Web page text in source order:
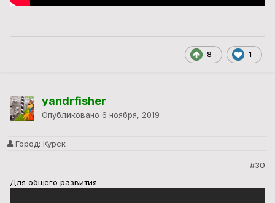
8 1
yandrfisher
Опубликовано 6 ноября, 2019
Город: Курск
#30
Для общего развития